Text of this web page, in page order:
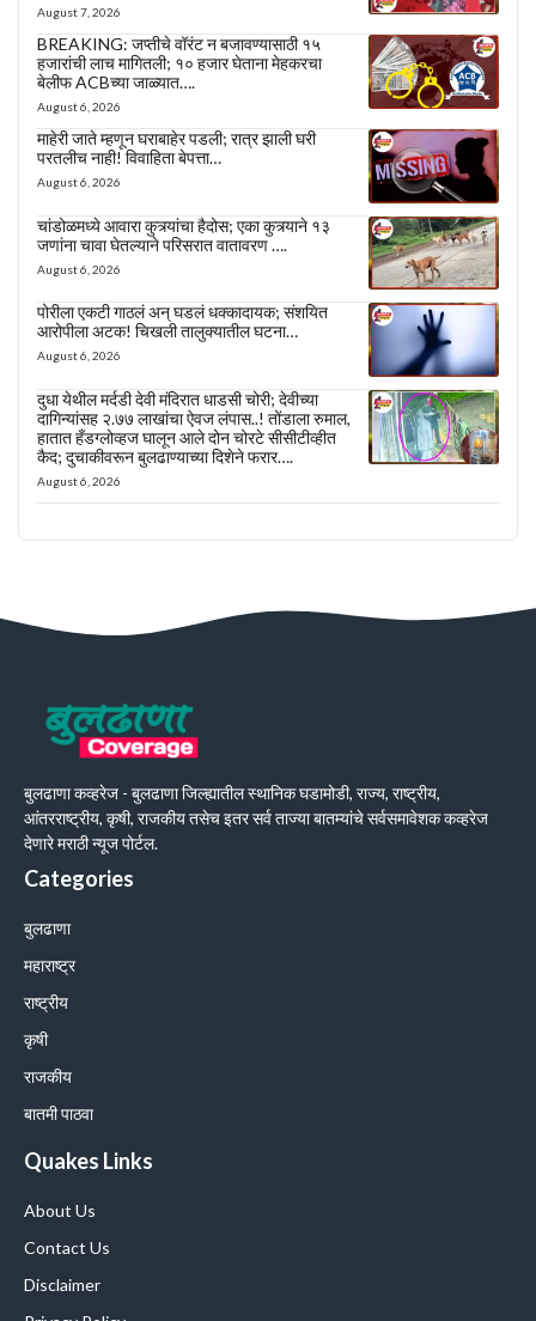
August 7, 2026
BREAKING: जप्तीचे वॉरंट न बजावण्यासाठी १५
हजारांची लाच मागितली; १० हजार घेताना मेहकरचा
बेलीफ ACBच्या जाळ्यात….
August 6, 2026
माहेरी जाते म्हणून घराबाहेर पडली; रात्र झाली घरी
परतलीच नाही! विवाहिता बेपत्ता…
August 6, 2026
चांडोळमध्ये आवारा कुत्र्यांचा हैदोस; एका कुत्र्याने १३
जणांना चावा घेतल्याने परिसरात वातावरण ….
August 6, 2026
पोरीला एकटी गाठलं अन् घडलं धक्कादायक; संशयित
आरोपीला अटक! चिखली तालुक्यातील घटना…
August 6, 2026
दुधा येथील मर्दडी देवी मंदिरात धाडसी चोरी; देवीच्या
दागिन्यांसह २.७७ लाखांचा ऐवज लंपास..! तोंडाला रुमाल,
हातात हँडग्लोव्हज घालून आले दोन चोरटे सीसीटीव्हीत
कैद; दुचाकीवरून बुलढाण्याच्या दिशेने फरार….
August 6, 2026
बुलढाणा कव्हरेज - बुलढाणा जिल्ह्यातील स्थानिक घडामोडी, राज्य, राष्ट्रीय,
आंतरराष्ट्रीय, कृषी, राजकीय तसेच इतर सर्व ताज्या बातम्यांचे सर्वसमावेशक कव्हरेज
देणारे मराठी न्यूज पोर्टल.
Categories
बुलढाणा
महाराष्ट्र
राष्ट्रीय
कृषी
राजकीय
बातमी पाठवा
Quakes Links
About Us
Contact Us
Disclaimer